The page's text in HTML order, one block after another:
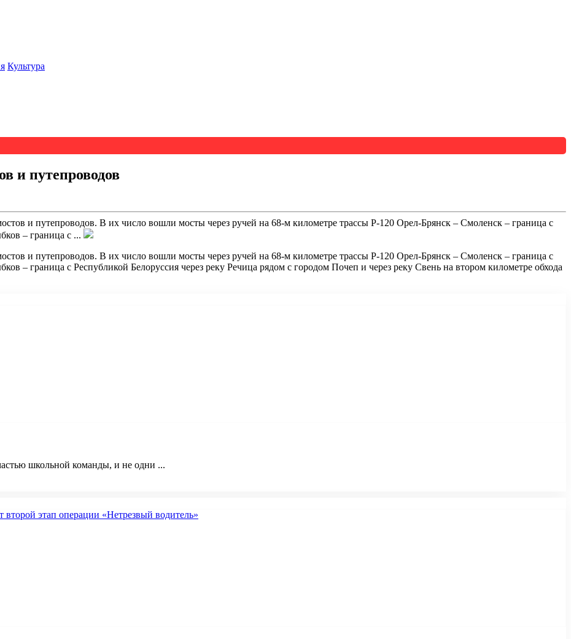
Культура
и путепроводов
и путепроводов. В их число вошли мосты через ручей на 68-м километре трассы Р-120 Орел-Брянск – Смоленск – граница с
– граница с ...
и путепроводов. В их число вошли мосты через ручей на 68-м километре трассы Р-120 Орел-Брянск – Смоленск – граница с
– граница с Республикой Белоруссия через реку Речица рядом с городом Почеп и через реку Свень на втором километре обхода
школьной команды, и не одни ...